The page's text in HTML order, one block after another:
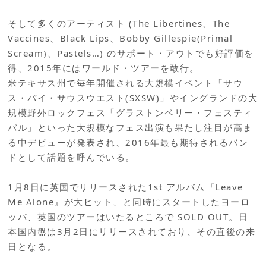
そして多くのアーティスト (The Libertines、The
Vaccines、Black Lips、Bobby Gillespie(Primal
Scream)、Pastels…) のサポート・アウトでも好評価を
得、2015年にはワールド・ツアーを敢行。
米テキサス州で毎年開催される大規模イベント「サウ
ス・バイ・サウスウエスト(SXSW)」やイングランドの大
規模野外ロックフェス「グラストンベリー・フェスティ
バル」といった大規模なフェス出演も果たし注目が高ま
る中デビューが発表され、2016年最も期待されるバン
ドとして話題を呼んでいる。
1月8日に英国でリリースされた1st アルバム『Leave
Me Alone』が大ヒット、と同時にスタートしたヨーロ
ッパ、英国のツアーはいたるところで SOLD OUT。日
本国内盤は3月2日にリリースされており、その直後の来
日となる。